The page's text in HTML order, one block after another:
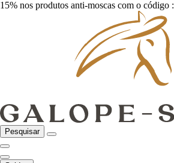
15% nos produtos anti-moscas com o código :
Pesquisar